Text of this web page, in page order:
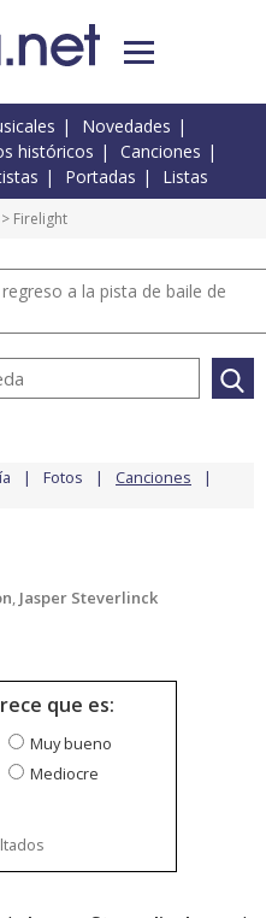
Novedades
históricos
Canciones
Portadas Listas
> Firelight
a la pista de baile de
Fotos Canciones
, Jasper Steverlinck
que es:
Muy bueno
Mediocre